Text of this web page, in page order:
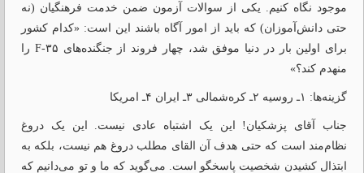
موجود نگاه کنیم. یکی از سوالات آزمون ضمن خدمت فرهنگیان (نه
حتی دانش‌آموزان) که باید از امور آگاه باشند این است: «کدام کشور
برای اولین ‌بار در دنیا موفق شد، چهار فروند از جنگنده‌های F-۳۵ را
منهدم کند؟»
گزینه‌ها: ۱ـ روسیه ۲ـ کره‌شمالی ۳ـ ایران ۴ـ امریکا
جناب آقای پزشکیان! این یک اشتباه عادی نیست. این یک دروغ
نظام‌مند است که حتی هدف آن القای مطلب دروغ هم نیست، بلکه به
ابتذال کشیدن شخصیت پاسخگو است. می‌گوید که ما و تو می‌دانیم که